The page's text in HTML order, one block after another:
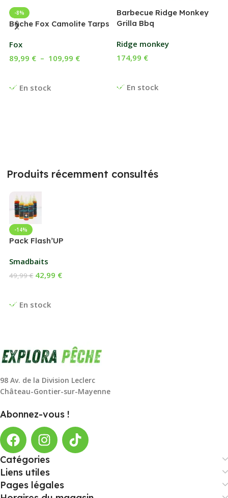
-8%
Bâche Fox Camolite Tarps
Fox
En stock
89,99 € – 109,99 €
Barbecue Ridge Monkey
Grilla Bbq
Ridge monkey
En stock
174,99 €
Produits récemment consultés
-14%
Pack Flash’UP
Smadbaits
En stock
49,99€ 42,99 €
98 Av. de la Division Leclerc
Château-Gontier-sur-Mayenne
Abonnez-vous !
Catégories
Liens utiles
Pages légales